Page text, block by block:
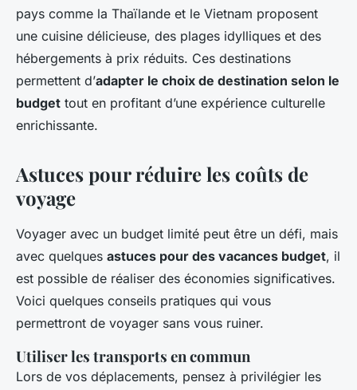
pays comme la Thaïlande et le Vietnam proposent
une cuisine délicieuse, des plages idylliques et des
hébergements à prix réduits. Ces destinations
permettent d’adapter le choix de destination selon le
budget tout en profitant d’une expérience culturelle
enrichissante.
Astuces pour réduire les coûts de
voyage
Voyager avec un budget limité peut être un défi, mais
avec quelques astuces pour des vacances budget, il
est possible de réaliser des économies significatives.
Voici quelques conseils pratiques qui vous
permettront de voyager sans vous ruiner.
Utiliser les transports en commun
Lors de vos déplacements, pensez à privilégier les